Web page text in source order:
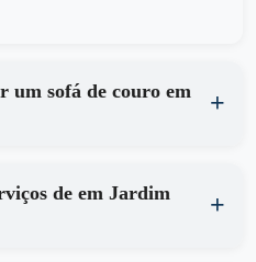
um sofá de couro em
em Jardim